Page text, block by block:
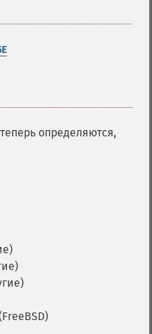
определяются,